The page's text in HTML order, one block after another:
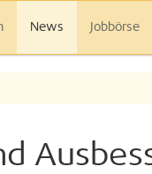
News Jobbörse